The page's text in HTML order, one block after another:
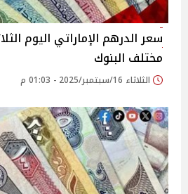
مختلف البنوك
الثلاثاء 16/سبتمبر/2025 - 01:03 م